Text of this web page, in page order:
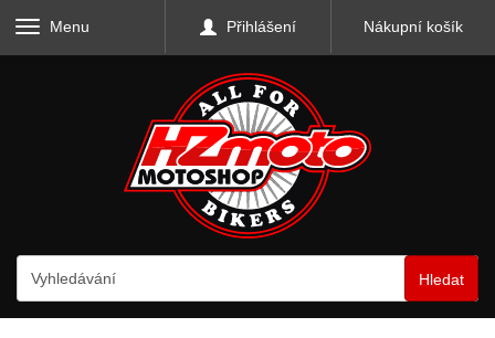
Menu Přihlášení Nákupní košík
Hledat